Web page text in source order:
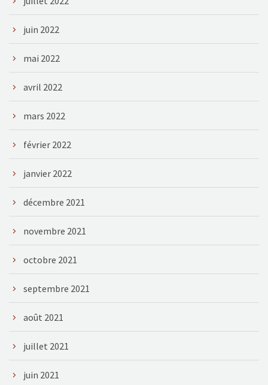
juin 2022
mai 2022
avril 2022
mars 2022
février 2022
janvier 2022
décembre 2021
novembre 2021
octobre 2021
septembre 2021
août 2021
juillet 2021
juin 2021